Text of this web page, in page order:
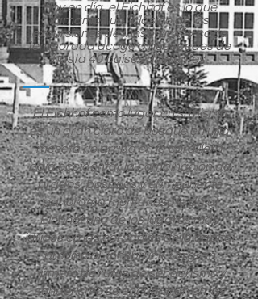
Hoy en día, el Eichhof es lo que
llamamos un “clásico de las
excursiones de Innsbruck” y cada
temporada acoge a huéspedes de
hasta 40 países diferentes.
El Eichhof como lugar en sí mismo
es un gran claro de bosque en una
meseta río arriba en la cordillera
baja occidental: la combinación de
prados, bosques y el imponente
panorama montañoso le da al
Eichhof uno de los lugares más
idílicos en las cercanías de la capital
provincial, Innsbruck. Un gran
número de rutas de senderismo y
senderismo se encuentran en las